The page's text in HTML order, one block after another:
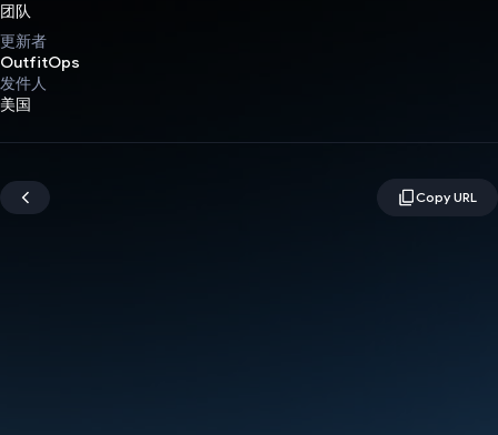
团队
更新者
OutfitOps
发件人
美国